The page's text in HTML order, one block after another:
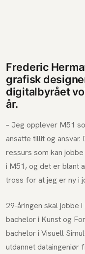
Frederic
grafisk
digitalbyrået
år.
– Jeg opplever M51
ansatte tillit og
ressurs som kan
i M51, og det er blant
tross for at jeg er ny i
29-åringen skal jobbe
bachelor i Kunst og
bachelor i Visuell
utdannet dataingeniør